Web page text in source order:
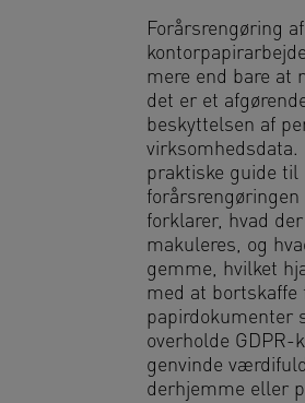
Forårsrengøring
mere end bare at
det er et
beskyttelsen af
virksomhedsdata.
praktiske guide til
forårsrengøringen
forklarer, hvad
makuleres, og
gemme, hvilket
med at bortskaffe
papirdokumenter
overholde GDPR-
genvinde
derhjemme eller